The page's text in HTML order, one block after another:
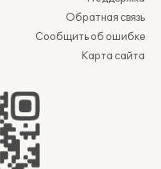
Обратная связь
Сообщить об ошибке
Карта сайта